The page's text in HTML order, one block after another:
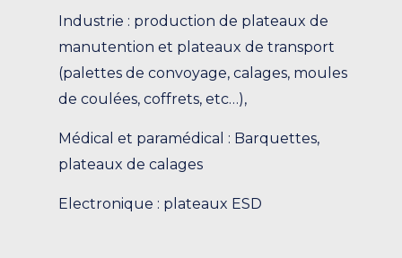
Industrie : production de plateaux de
manutention et plateaux de transport
(palettes de convoyage, calages, moules
de coulées, coffrets, etc…),
Médical et paramédical : Barquettes,
plateaux de calages
Electronique : plateaux ESD